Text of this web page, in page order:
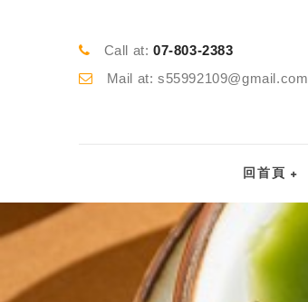
Call at:07-803-2383
Mail at: s55992109@gmail.com
回首頁